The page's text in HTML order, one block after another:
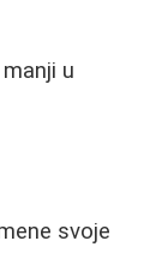
u
svoje